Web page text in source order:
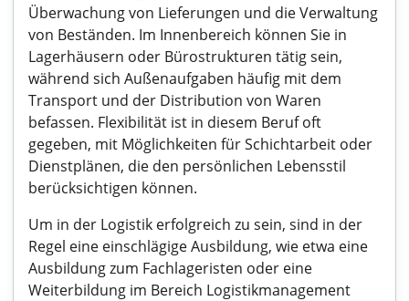
Überwachung von Lieferungen und die Verwaltung
von Beständen. Im Innenbereich können Sie in
Lagerhäusern oder Bürostrukturen tätig sein,
während sich Außenaufgaben häufig mit dem
Transport und der Distribution von Waren
befassen. Flexibilität ist in diesem Beruf oft
gegeben, mit Möglichkeiten für Schichtarbeit oder
Dienstplänen, die den persönlichen Lebensstil
berücksichtigen können.
Um in der Logistik erfolgreich zu sein, sind in der
Regel eine einschlägige Ausbildung, wie etwa eine
Ausbildung zum Fachlageristen oder eine
Weiterbildung im Bereich Logistikmanagement